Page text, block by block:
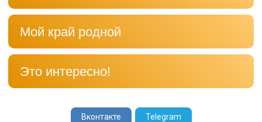
Мой край родной
Это интересно!
Вконтакте Telegram